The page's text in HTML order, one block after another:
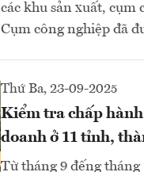
các khu sản xuất, cụm
Cụm công nghiệp đã
Thứ Ba, 23-09-2025
Kiểm tra chấp
doanh ở 11 tỉnh,
Từ tháng 9 đếng